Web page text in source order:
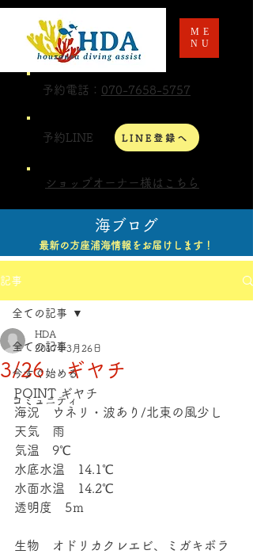
予約電話： 070-7658-5757
予約LINE LINE登録へ
ショップオーナー様はこちら
ME
NU
海ブログ
最新の方座浦海情報をお届けします！
記事
全ての記事
今すぐ始める
コミュニティ
全ての記事
3/26 ギヤチ
HDA
2017年3月26日
POINT ギヤチ
海況　ウネリ・波あり/北東の風少し
天気　雨
気温　9℃
水底水温　14.1℃
水面水温　14.2℃
透明度　5ｍ
生物　オドリカクレエビ、ミガキボラ